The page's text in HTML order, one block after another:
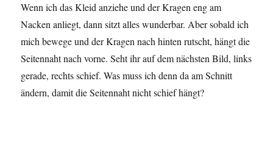
Wenn ich das Kleid anziehe und der Kragen eng am
Nacken anliegt, dann sitzt alles wunderbar. Aber sobald ich
mich bewege und der Kragen nach hinten rutscht, hängt die
Seitennaht nach vorne. Seht ihr auf dem nächsten Bild, links
gerade, rechts schief. Was muss ich denn da am Schnitt
ändern, damit die Seitennaht nicht schief hängt?